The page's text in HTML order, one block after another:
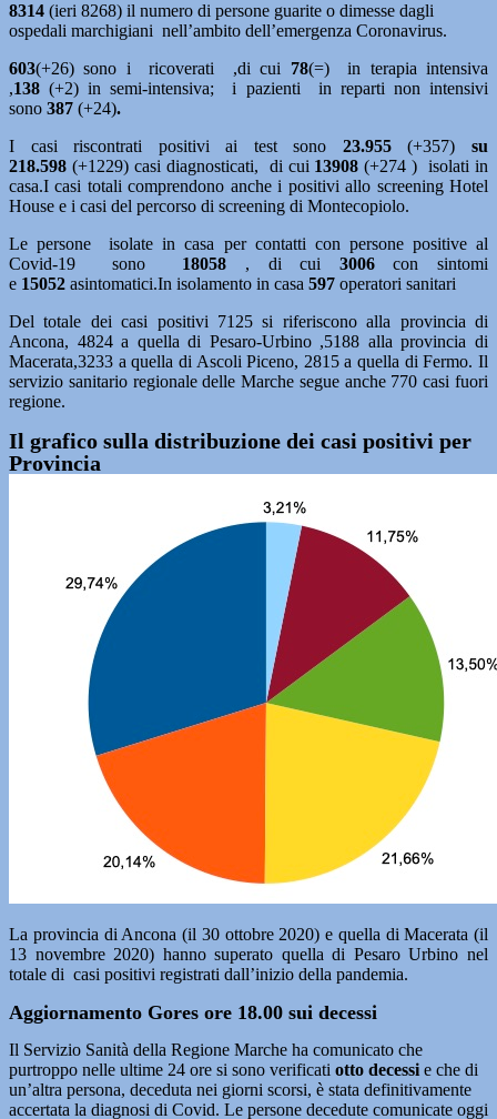
8314 (ieri 8268) il numero di persone guarite o dimesse dagli
ospedali marchigiani nell’ambito dell’emergenza Coronavirus.
603(+26) sono i ricoverati ,di cui 78(=)
in terapia intensiva
,138(+2) in semi-intensiva; i pazienti in reparti non intensivi
sono 387 (+24).
I casi riscontrati positivi ai test sono 23.955(+357) su
218.598 (+1229) casi diagnosticati, di cui 13908 (+274 ) isolati in
casa.I casi totali comprendono anche i positivi allo screening Hotel
House e i casi del percorso di screening di Montecopiolo.
Le persone isolate in casa per contatti con persone positive al
Covid-19 sono 18058 , di cui 3006con sintomi
e 15052 asintomatici.In isolamento in casa 597 operatori sanitari
Del totale dei casi positivi 7125 si riferiscono alla provincia di
Ancona, 4824 a quella di Pesaro-Urbino ,5188 alla provincia di
Macerata,3233 a quella di Ascoli Piceno, 2815 a quella di Fermo. Il
servizio sanitario regionale delle Marche segue anche 770 casi fuori
regione.
Il grafico sulla distribuzione dei casi positivi per
Provincia
La provincia di Ancona (il 30 ottobre 2020) e quella di Macerata (il
13 novembre 2020) hanno superato quella di Pesaro Urbino nel
totale di casi positivi registrati dall’inizio della pandemia.
Aggiornamento Gores ore 18.00 sui decessi
Il Servizio Sanità della Regione Marche ha comunicato che
purtroppo nelle ultime 24 ore si sono verificati otto decessi e che di
un’altra persona, deceduta nei giorni scorsi, è stata definitivamente
accertata la diagnosi di Covid. Le persone decedute comunicate oggi